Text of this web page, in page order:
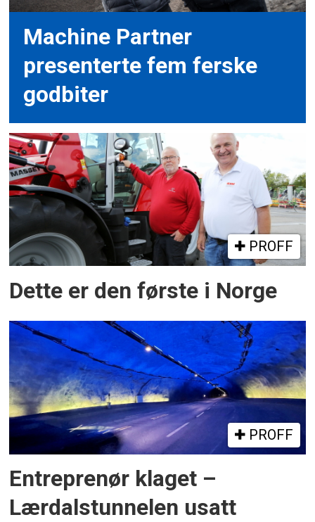
Machine Partner
presenterte fem ferske
godbiter
PROFF
Dette er den første i Norge
PROFF
Entreprenør klaget –
Lærdalstunnelen usatt